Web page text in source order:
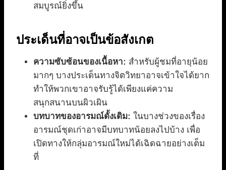
สมบูรณ์ยิ่งขึ้น
ประเด็นที่อาจเป็นข้อสังเกต
ความซับซ้อนของเนื้อหา: สำหรับผู้ชมที่อายุน้อย
มากๆ บางประเด็นทางจิตวิทยาอาจเข้าใจได้ยาก
ทำให้พวกเขาอาจรับรู้ได้เพียงแค่ความ
สนุกสนานบนผิวเผิน
บทบาทของอารมณ์ดั้งเดิม: ในบางช่วงของเรื่อง
อารมณ์ชุดเก่าอาจมีบทบาทน้อยลงไปบ้าง เพื่อ
เปิดทางให้กลุ่มอารมณ์ใหม่ได้เฉิดฉายอย่างเต็ม
ที่